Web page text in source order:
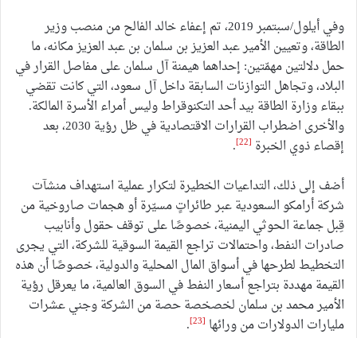
وفي أيلول/سبتمبر 2019، تم إعفاء خالد الفالح من منصب وزير
الطاقة، وتعيين الأمير عبد العزيز بن سلمان بن عبد العزيز مكانه، ما
حمل دلالتين مهمّتين: إحداهما هيمنة آل سلمان على مفاصل القرار في
البلاد، وتجاهل التوازنات السابقة داخل آل سعود، التي كانت تقضي
ببقاء وزارة الطاقة بيد أحد التكنوقراط وليس أمراء الأسرة المالكة.
والأخرى اضطراب القرارات الاقتصادية في ظل رؤية 2030، بعد
إقصاء ذوي الخبرة [22]
.
أضف إلى ذلك، التداعيات الخطيرة لتكرار عملية استهداف منشآت
شركة أرامكو السعودية عبر طائراتٍ مسيّرة أو هجمات صاروخية من
قِبل جماعة الحوثي اليمنية، خصوصًا على توقف حقول وأنابيب
صادرات النفط، واحتمالات تراجع القيمة السوقية للشركة، التي يجرى
التخطيط لطرحها في أسواق المال المحلية والدولية، خصوصًا أن هذه
القيمة مهددة بتراجع أسعار النفط في السوق العالمية، ما يعرقل رؤية
الأمير محمد بن سلمان لخصخصة حصة من الشركة وجني عشرات
مليارات الدولارات من ورائها [23]
.